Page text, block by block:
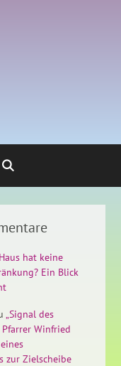
hat keine
Ein Blick
„Signal des
Pfarrer Winfried
zur Zielscheibe